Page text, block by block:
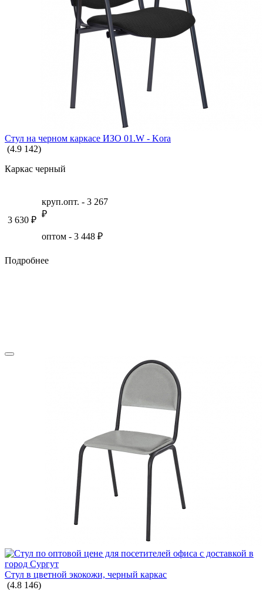
Стул на черном каркасе ИЗО 01.W - Kora
(4.9 142)
Каркас черный
3 630 ₽
круп.опт. - 3 267
₽
оптом - 3 448 ₽
Подробнее
Стул в цветной экокожи, черный каркас
(4.8 146)